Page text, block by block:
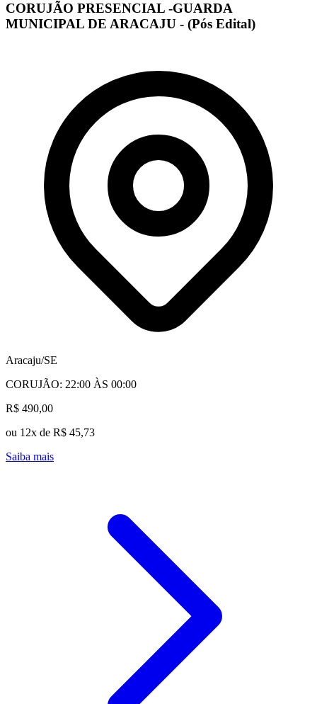
CORUJÃO PRESENCIAL -GUARDA
MUNICIPAL DE ARACAJU - (Pós Edital)
Aracaju/SE
CORUJÃO: 22:00 ÀS 00:00
R$ 490,00
ou 12x de R$ 45,73
Saiba mais